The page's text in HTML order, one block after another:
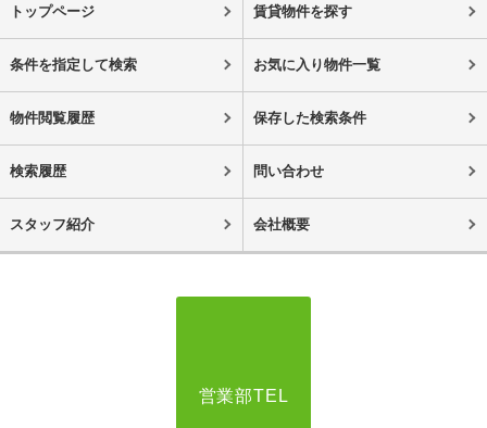
トップページ 賃貸物件を探す
条件を指定して検索 お気に入り物件一覧
物件閲覧履歴 保存した検索条件
検索履歴 問い合わせ
スタッフ紹介 会社概要
営業部TEL